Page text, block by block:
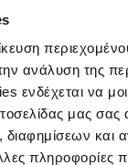
ανάλυση της
ενδέχεται να
μας
και
πληροφορίες
ΔΟΞΑ
ΠΑΛΑΙΟΜΕΤΟΧΟΥ